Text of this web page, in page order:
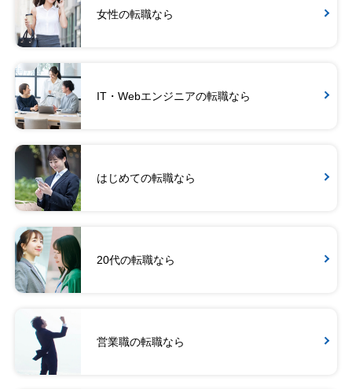
女性の転職なら
IT・Webエンジニアの転職なら
はじめての転職なら
20代の転職なら
営業職の転職なら